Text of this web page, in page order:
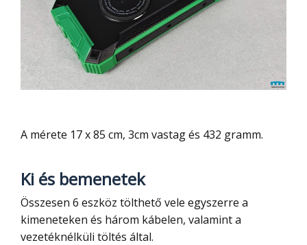
A mérete 17 x 85 cm, 3cm vastag és 432 gramm.
Ki és bemenetek
Összesen 6 eszköz tölthető vele egyszerre a
kimeneteken és három kábelen, valamint a
vezetéknélküli töltés által.